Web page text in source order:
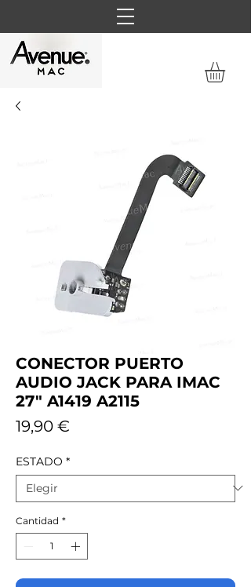
CONECTOR PUERTO
AUDIO JACK PARA IMAC
27" A1419 A2115
19,90 €
ESTADO *
Cantidad *